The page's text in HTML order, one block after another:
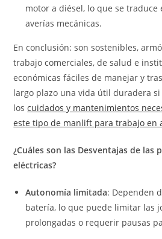
motor a diésel, lo que se
averías mecánicas.
En conclusión: son sostenibles,
trabajo comerciales, de salud e
económicas fáciles de manejar y
largo plazo una vida útil duradera si
loscuidados y mantenimientos
este tipo de manlift para trabajo en
¿Cuáles son las Desventajas de las
eléctricas?
Autonomía limitada: Dependen
batería, lo que puede limitar las
prolongadas o requerir pausas